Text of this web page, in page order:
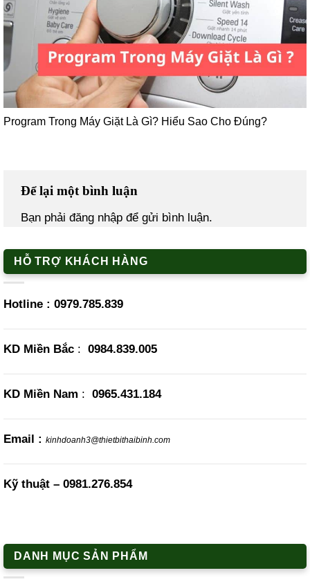
Program Trong Máy Giặt Là Gì? Hiểu Sao Cho Đúng?
Để lại một bình luận
Bạn phải đăng nhập để gửi bình luận.
HỖ TRỢ KHÁCH HÀNG
Hotline : 0979.785.839
KD Miền Bắc : 0984.839.005
KD Miền Nam : 0965.431.184
Email : kinhdoanh3@thietbithaibinh.com
Kỹ thuật – 0981.276.854
DANH MỤC SẢN PHẨM